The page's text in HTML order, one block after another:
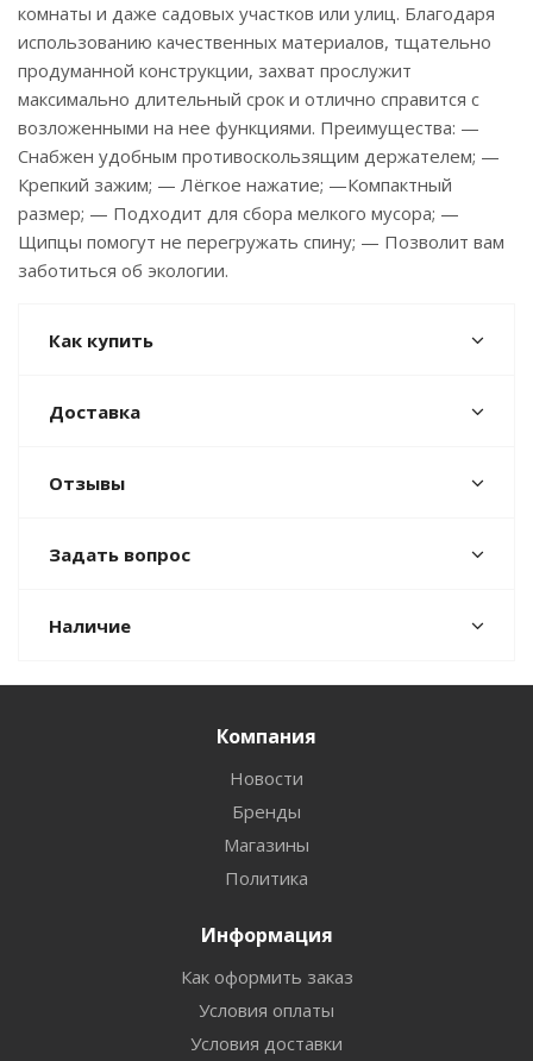
комнаты и даже садовых участков или улиц. Благодаря
использованию качественных материалов, тщательно
продуманной конструкции, захват прослужит
максимально длительный срок и отлично справится с
возложенными на нее функциями. Преимущества: —
Снабжен удобным противоскользящим держателем; —
Крепкий зажим; — Лёгкое нажатие; —Компактный
размер; — Подходит для сбора мелкого мусора; —
Щипцы помогут не перегружать спину; — Позволит вам
заботиться об экологии.
Как купить
Доставка
Отзывы
Задать вопрос
Наличие
Компания
Новости
Бренды
Магазины
Политика
Информация
Как оформить заказ
Условия оплаты
Условия доставки